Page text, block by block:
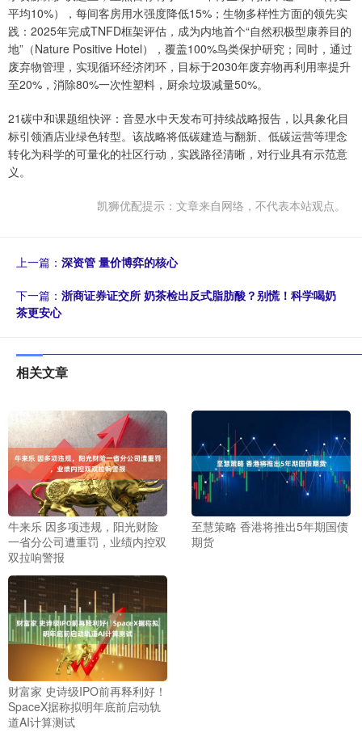
平均10%），每间客房用水强度降低15%；生物多样性方面的领先实
践：2025年完成TNFD框架评估，成为内地首个“自然积极型康养目的
地”（Nature Positive Hotel），覆盖100%鸟类保护研究；同时，通过
废弃物管理，实现循环经济闭环，目标于2030年废弃物再利用率提升
至20%，消除80%一次性塑料，厨余垃圾减量50%。
21碳中和课题组快评：音昱水中天发布可持续战略报告，以具象化目
标引领酒店业绿色转型。该战略将低碳建造与翻新、低碳运营等理念
转化为科学的可量化的社区行动，实践路径清晰，对行业具有示范意
义。
凯狮优配提示：文章来自网络，不代表本站观点。
上一篇： 深资管 量价博弈的核心
下一篇： 浙商证券证交所 奶茶检出反式脂肪酸？别慌！科学喝奶
茶更安心
相关文章
牛来乐 因多项违规，阳光财险
一省分公司遭重罚，业绩内控双
双拉响警报
至慧策略 香港将推出5年期国债
期货
财富家 史诗级IPO前再释利好！
SpaceX据称拟明年底前启动轨
道AI计算测试